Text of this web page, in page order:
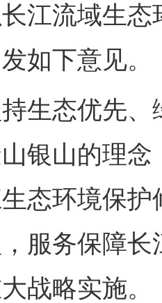
江流域生
如下意见。
态优先、
银山的理
态环境保
服务保障
战略实施。